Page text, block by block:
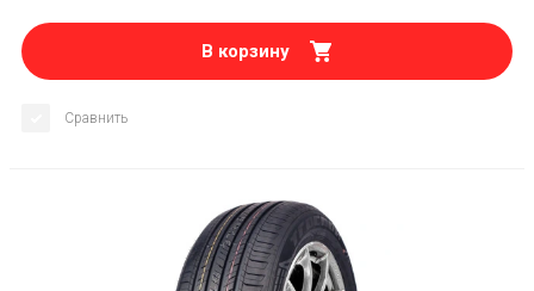
В корзину
Сравнить